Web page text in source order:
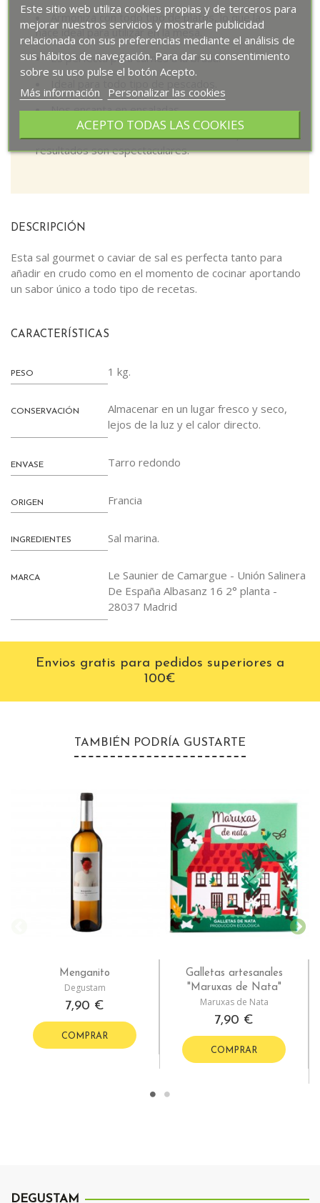
Armoniza con todo tipo de platos, lo que la
hace ideal para utilizar en la mesa.
Es perfecta para carnes a la brasa.
Nos encanta en ensaladas.
Prueba a utilizarla al final de la cocción, sus
resultados son espectaculares.
DESCRIPCIÓN
Esta sal gourmet o caviar de sal es perfecta tanto para
añadir en crudo como en el momento de cocinar aportando
un sabor único a todo tipo de recetas.
CARACTERÍSTICAS
PESO 1 kg.
CONSERVACIÓN
Almacenar en un lugar fresco y seco,
lejos de la luz y el calor directo.
ENVASE Tarro redondo
ORIGEN Francia
INGREDIENTES Sal marina.
MARCA
Le Saunier de Camargue - Unión Salinera
De España Albasanz 16 2° planta -
28037 Madrid
Envios gratis para pedidos superiores a
100€
TAMBIÉN PODRÍA GUSTARTE
Menganito
Degustam
7,90 €
COMPRAR
Galletas artesanales
"Maruxas de Nata"
Maruxas de Nata
7,90 €
COMPRAR
DEGUSTAM
Este sitio web utiliza cookies propias y de terceros para
mejorar nuestros servicios y mostrarle publicidad
relacionada con sus preferencias mediante el análisis de
sus hábitos de navegación. Para dar su consentimiento
sobre su uso pulse el botón Acepto.
Más información
Personalizar las cookies
ACEPTO TODAS LAS COOKIES